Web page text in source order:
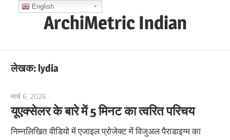
ArchiMetric Indian
Ops,
Agile
and
More
लेखक: lydia
मार्च 6, 2026
यूएक्सेलर के बारे में 5 मिनट का त्वरित परिचय
निम्नलिखित वीडियो में एजाइल प्रोजेक्ट में विजुअल पैराडाइग्म का
English